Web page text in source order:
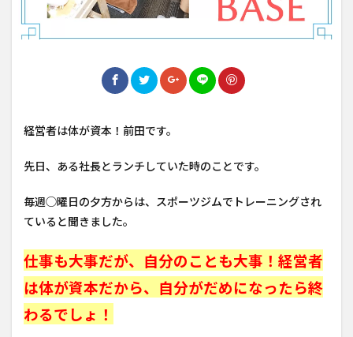
経営者は体が資本！前田です。
先日、ある社長とランチしていた時のことです。
毎週◯曜日の夕方からは、スポーツジムでトレーニングされ
ていると聞きました。
仕事も大事だが、自分のことも大事！経営者
は体が資本だから、自分がだめになったら終
わるでしょ！